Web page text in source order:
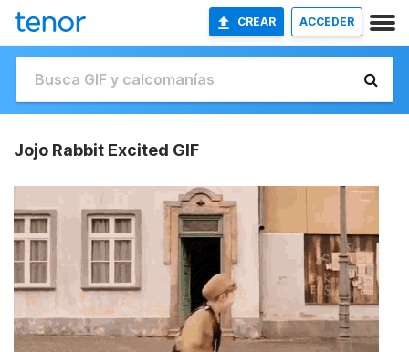
CREAR ACCEDER
Jojo Rabbit Excited GIF